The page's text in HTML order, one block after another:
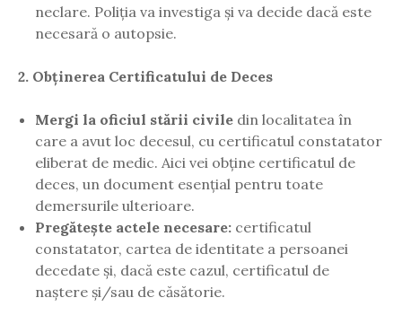
neclare. Poliția va investiga și va decide dacă este
necesară o autopsie.
2. Obținerea Certificatului de Deces
Mergi la oficiul stării civile din localitatea în
care a avut loc decesul, cu certificatul constatator
eliberat de medic. Aici vei obține certificatul de
deces, un document esențial pentru toate
demersurile ulterioare.
Pregătește actele necesare: certificatul
constatator, cartea de identitate a persoanei
decedate și, dacă este cazul, certificatul de
naștere și/sau de căsătorie.